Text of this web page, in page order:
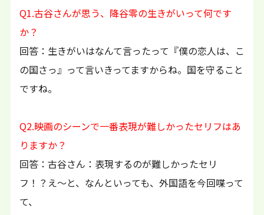
Q1.古谷さんが思う、降谷零の生きがいって何です
か？
回答：生きがいはなんて言ったって『僕の恋人は、こ
の国さっ』って言いきってますからね。国を守ること
ですね。
Q2.映画のシーンで一番表現が難しかったセリフはあ
りますか？
回答：古谷さん：表現するのが難しかったセリ
フ！？え～と、なんといっても、外国語を今回喋って
て、